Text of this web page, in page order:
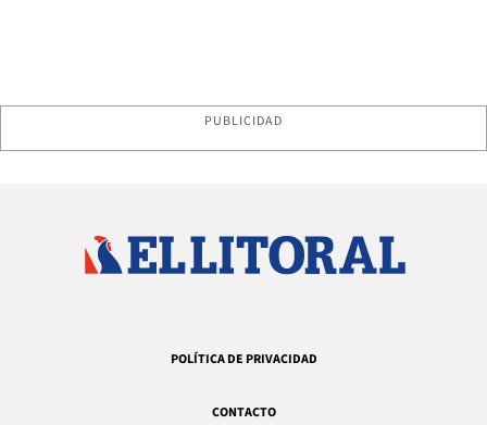
PUBLICIDAD
POLÍTICA DE PRIVACIDAD
CONTACTO